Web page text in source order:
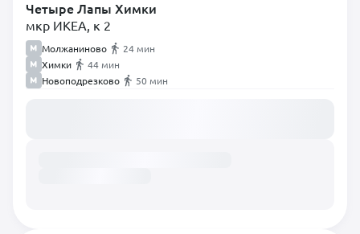
Четыре Лапы Химки
мкр ИКЕА, к 2
Молжаниново
24 мин
Химки
44 мин
Новоподрезково
50 мин